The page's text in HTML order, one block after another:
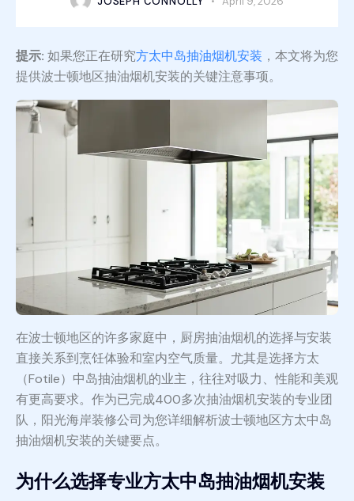
提示: 如果您正在研究方太中岛抽油烟机安装 ，本文将为您
提供波士顿地区抽油烟机安装的关键注意事项。
在波士顿地区的许多家庭中，厨房抽油烟机的选择与安装
直接关系到烹饪体验和室内空气质量。尤其是选择方太
（Fotile）中岛抽油烟机的业主，往往对吸力、性能和美观
有更高要求。作为已完成400多次抽油烟机安装的专业团
队，阳光海岸装修公司为您详细解析波士顿地区方太中岛
抽油烟机安装的关键要点。
为什么选择专业方太中岛抽油烟机安装